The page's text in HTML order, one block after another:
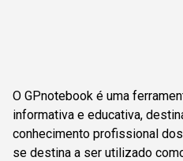
O GPnotebook é uma
informativa e educativa,
conhecimento profissional
se destina a ser utilizado